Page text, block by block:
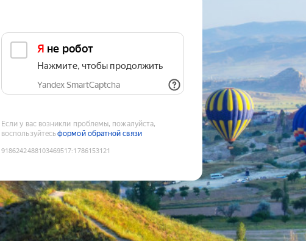
Я не робот
Нажмите, чтобы продолжить
Yandex SmartCaptcha
Если у вас возникли проблемы, пожалуйста,
воспользуйтесьформой обратной связи
9186242488103469517:1786153121